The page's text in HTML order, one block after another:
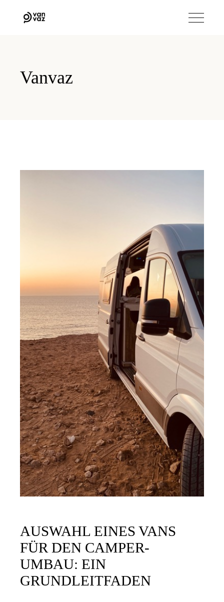
Vanvaz
AUSWAHL EINES VANS
FÜR DEN CAMPER-
UMBAU: EIN
GRUNDLEITFADEN